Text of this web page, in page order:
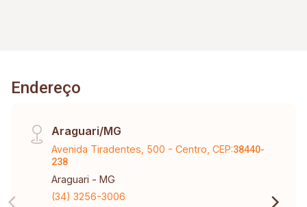
Endereço
Araguari/MG
Avenida Tiradentes, 500 - Centro, CEP:38440-
238
Araguari - MG
(34) 3256-3006